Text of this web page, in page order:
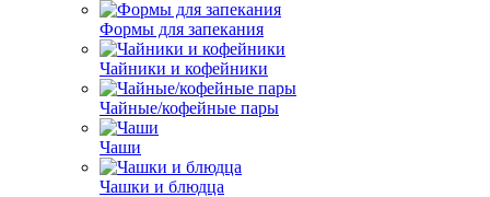
Формы для запекания
Чайники и кофейники
Чайные/кофейные пары
Чаши
Чашки и блюдца